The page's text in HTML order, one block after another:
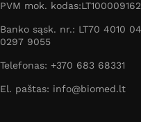
Kviečiame susisiekti su
įsigyti celiulito
Gera kaina ir efektyvus
aparatais – tai
siūlomos prekės.
kaina iš ypač gausaus
PVM mok.
Banko sąsk. nr.: LT70 4010
0297 9055
Telefonas: +370 683 68331
El. paštas: info@biomed.lt